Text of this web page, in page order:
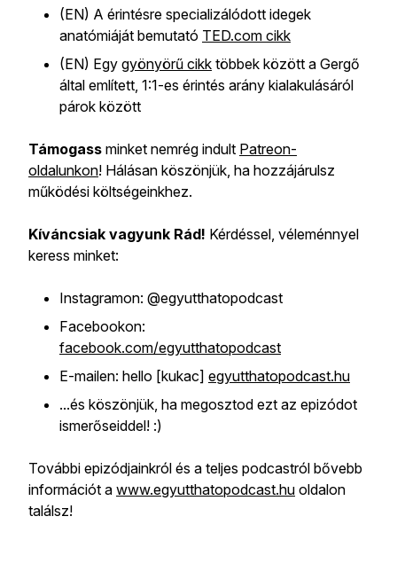
(EN) A érintésre specializálódott idegek
anatómiáját bemutató TED.com cikk
(EN) Egy gyönyörű cikk többek között a Gergő
által említett, 1:1-es érintés arány kialakulásáról
párok között
Támogass minket nemrég indult Patreon-
oldalunkon! Hálásan köszönjük, ha hozzájárulsz
működési költségeinkhez.
Kíváncsiak vagyunk Rád! Kérdéssel, véleménnyel
keress minket:
Instagramon: @egyutthatopodcast
Facebookon:
facebook.com/egyutthatopodcast
E-mailen: hello [kukac] egyutthatopodcast.hu
...és köszönjük, ha megosztod ezt az epizódot
ismerőseiddel! :)
További epizódjainkról és a teljes podcastról bővebb
információt a www.egyutthatopodcast.hu oldalon
találsz!